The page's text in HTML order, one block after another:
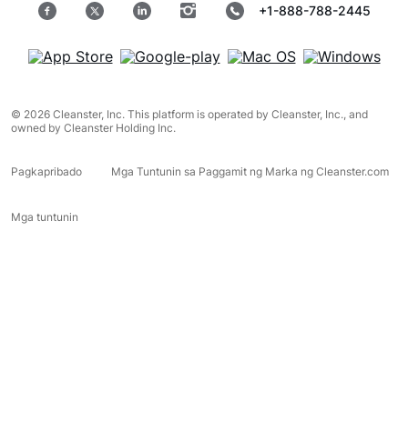
+1-888-788-2445
© 2026 Cleanster, Inc. This platform is operated by Cleanster, Inc., and
owned by Cleanster Holding Inc.
Pagkapribado Mga Tuntunin sa Paggamit ng Marka ng Cleanster.com
Mga tuntunin